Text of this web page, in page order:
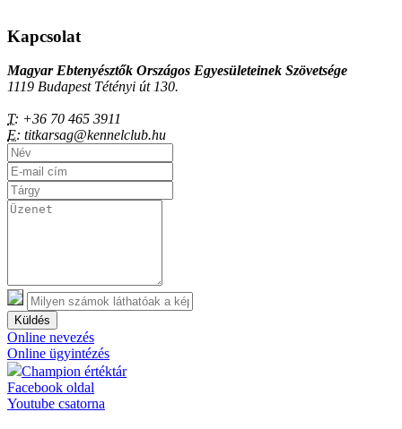
Kapcsolat
Magyar Ebtenyésztők Országos Egyesületeinek Szövetsége
1119 Budapest Tétényi út 130.
T: +36 70 465 3911
E: titkarsag@kennelclub.hu
Küldés
Online nevezés
Online ügyintézés
Champion értéktár
Facebook oldal
Youtube csatorna